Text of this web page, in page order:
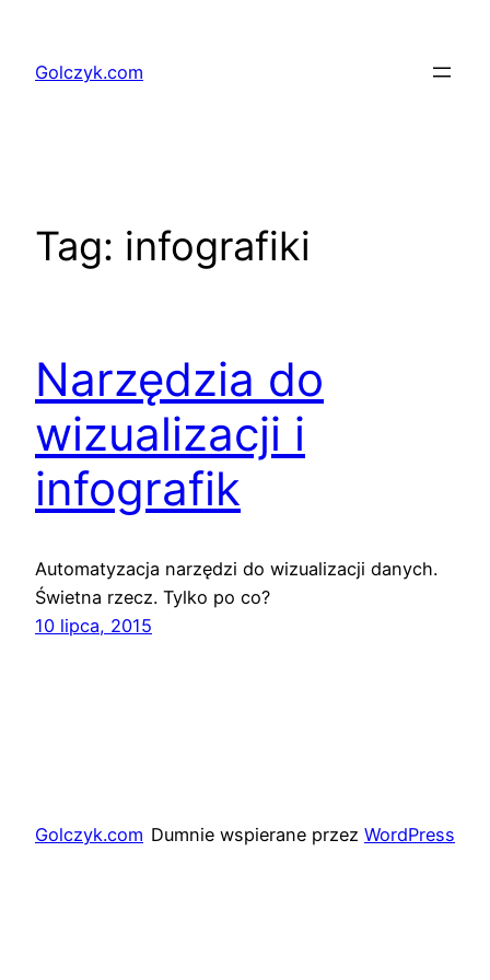
treściGolczyk.com
Tag: infografiki
Narzędzia do
wizualizacji i
infografik
Automatyzacja narzędzi do wizualizacji danych.
Świetna rzecz. Tylko po co?
10 lipca, 2015
Golczyk.com Dumnie wspierane przez WordPress